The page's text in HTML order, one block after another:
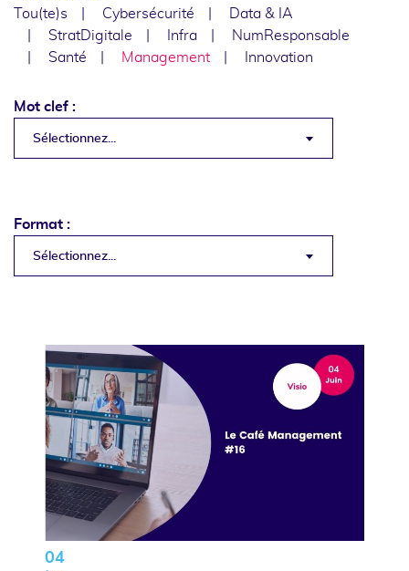
Tou(te)s
Cybersécurité
Data & IA
StratDigitale
Infra
NumResponsable
Santé
Management Innovation
Mot clef :
Sélectionnez...
Format :
Sélectionnez...
04